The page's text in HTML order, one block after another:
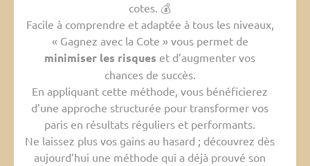
cotes. 💰
Facile à comprendre et adaptée à tous les niveaux,
« Gagnez avec la Cote » vous permet de
minimiser les risques et d’augmenter vos
chances de succès.
En appliquant cette méthode, vous bénéficierez
d’une approche structurée pour transformer vos
paris en résultats réguliers et performants.
Ne laissez plus vos gains au hasard ; découvrez dès
aujourd’hui une méthode qui a déjà prouvé son